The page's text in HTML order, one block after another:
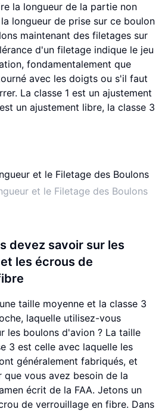
la longueur de la partie non
longueur de prise sur ce boulon
maintenant des filetages sur
d'un filetage indique le jeu
fondamentalement que
avec les doigts ou s'il faut
La classe 1 est un ajustement
un ajustement libre, la classe 3
et le Filetage des Boulons
devez savoir sur les
les écrous de
taille moyenne et la classe 3
laquelle utilisez-vous
les boulons d'avion ? La taille
3 est celle avec laquelle les
généralement fabriqués, et
que vous avez besoin de la
écrit de la FAA. Jetons un
de verrouillage en fibre. Dans